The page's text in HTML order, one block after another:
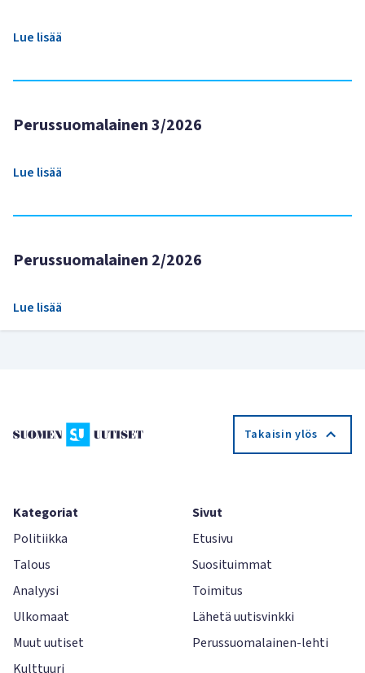
Lue lisää
Perussuomalainen 3/2026
Lue lisää
Perussuomalainen 2/2026
Lue lisää
Takaisin ylös
Kategoriat
Politiikka
Talous
Analyysi
Ulkomaat
Muut uutiset
Kulttuuri
Sivut
Etusivu
Suosituimmat
Toimitus
Lähetä uutisvinkki
Perussuomalainen-lehti